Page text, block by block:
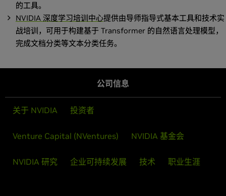
的工具。
NVIDIA 深度学习培训中心提供由导师指导式基本工具和技术实
战培训，可用于构建基于 Transformer 的自然语言处理模型，
完成文档分类等文本分类任务。
公司信息
关于 NVIDIA 投资者
Venture Capital (NVentures) NVIDIA 基金会
NVIDIA 研究 企业可持续发展 技术 职业生涯